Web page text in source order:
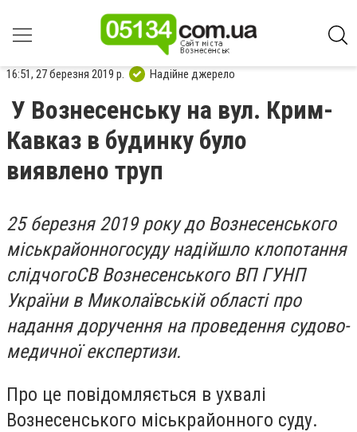
16:51, 27 березня 2019 р. Надійне джерело
У Вознесенську на вул. Крим-
Кавказ в будинку було
виявлено труп
25березня 2019року до Вознесенського
міськрайонногосуду надійшло клопотання
слідчогоСВ Вознесенського ВП ГУНП
України в Миколаївській областіпро
надання доручення на проведення судово-
медичної експертизи.
Про це повідомляється в ухвалі
Вознесенського міськрайонного суду.